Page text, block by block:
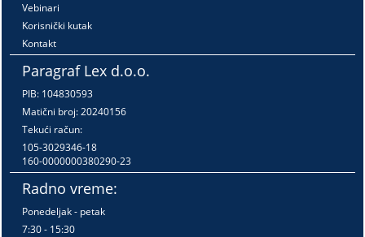
Vebinari
Korisnički kutak
Kontakt
Paragraf Lex d.o.o.
PIB: 104830593
Matični broj: 20240156
Tekući račun:
105-3029346-18
160-0000000380290-23
Radno vreme:
Ponedeljak - petak
7:30 - 15:30